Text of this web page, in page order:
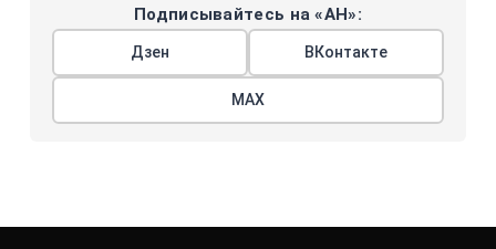
Подписывайтесь на «АН»:
Дзен ВКонтакте
МАХ